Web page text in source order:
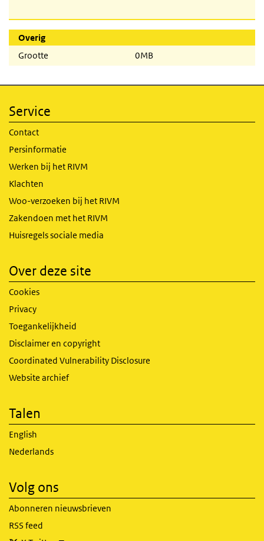
Overig
Grootte
0MB
Service
Contact
Persinformatie
Werken bij het RIVM
Klachten
Woo-verzoeken bij het RIVM
Zakendoen met het RIVM
Huisregels sociale media
Over deze site
Cookies
Privacy
Toegankelijkheid
Disclaimer en copyright
Coordinated Vulnerability Disclosure
Website archief
Talen
English
Nederlands
Volg ons
Abonneren nieuwsbrieven
RSS feed